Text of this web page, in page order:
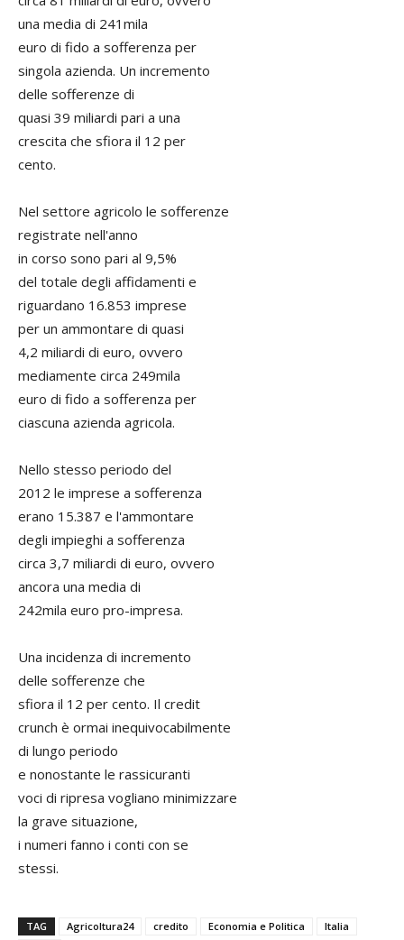
una media di 241mila
euro di fido a sofferenza per
singola azienda. Un incremento
delle sofferenze di
quasi 39 miliardi pari a una
crescita che sfiora il 12 per
cento.
Nel settore agricolo le sofferenze
registrate nell'anno
in corso sono pari al 9,5%
del totale degli affidamenti e
riguardano 16.853 imprese
per un ammontare di quasi
4,2 miliardi di euro, ovvero
mediamente circa 249mila
euro di fido a sofferenza per
ciascuna azienda agricola.
Nello stesso periodo del
2012 le imprese a sofferenza
erano 15.387 e l'ammontare
degli impieghi a sofferenza
circa 3,7 miliardi di euro, ovvero
ancora una media di
242mila euro pro-impresa.
Una incidenza di incremento
delle sofferenze che
sfiora il 12 per cento. Il credit
crunch è ormai inequivocabilmente
di lungo periodo
e nonostante le rassicuranti
voci di ripresa vogliano minimizzare
la grave situazione,
i numeri fanno i conti con se
stessi.
TAG Agricoltura24 credito Economia e Politica
Italia